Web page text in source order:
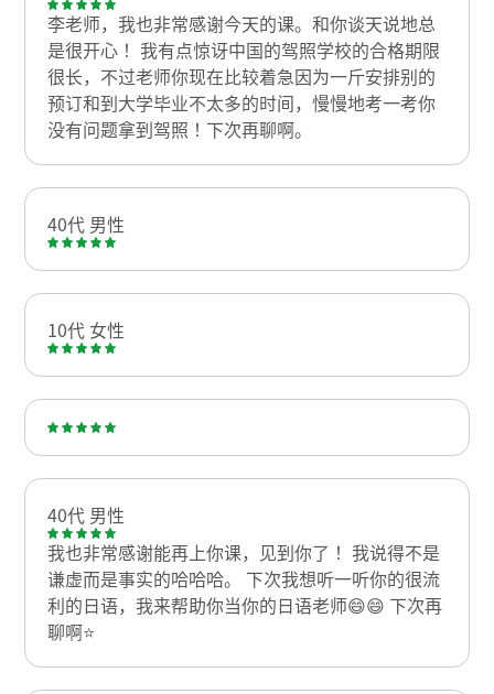
李老师，我也非常感谢今天的课。和你谈天说地总
是很开心！ 我有点惊讶中国的驾照学校的合格期限
很长，不过老师你现在比较着急因为一斤安排别的
预订和到大学毕业不太多的时间，慢慢地考一考你
没有问题拿到驾照！下次再聊啊。
40代 男性
10代 女性
40代 男性
我也非常感谢能再上你课，见到你了！ 我说得不是
谦虚而是事实的哈哈哈。 下次我想听一听你的很流
利的日语，我来帮助你当你的日语老师😄😄 下次再
聊啊⭐